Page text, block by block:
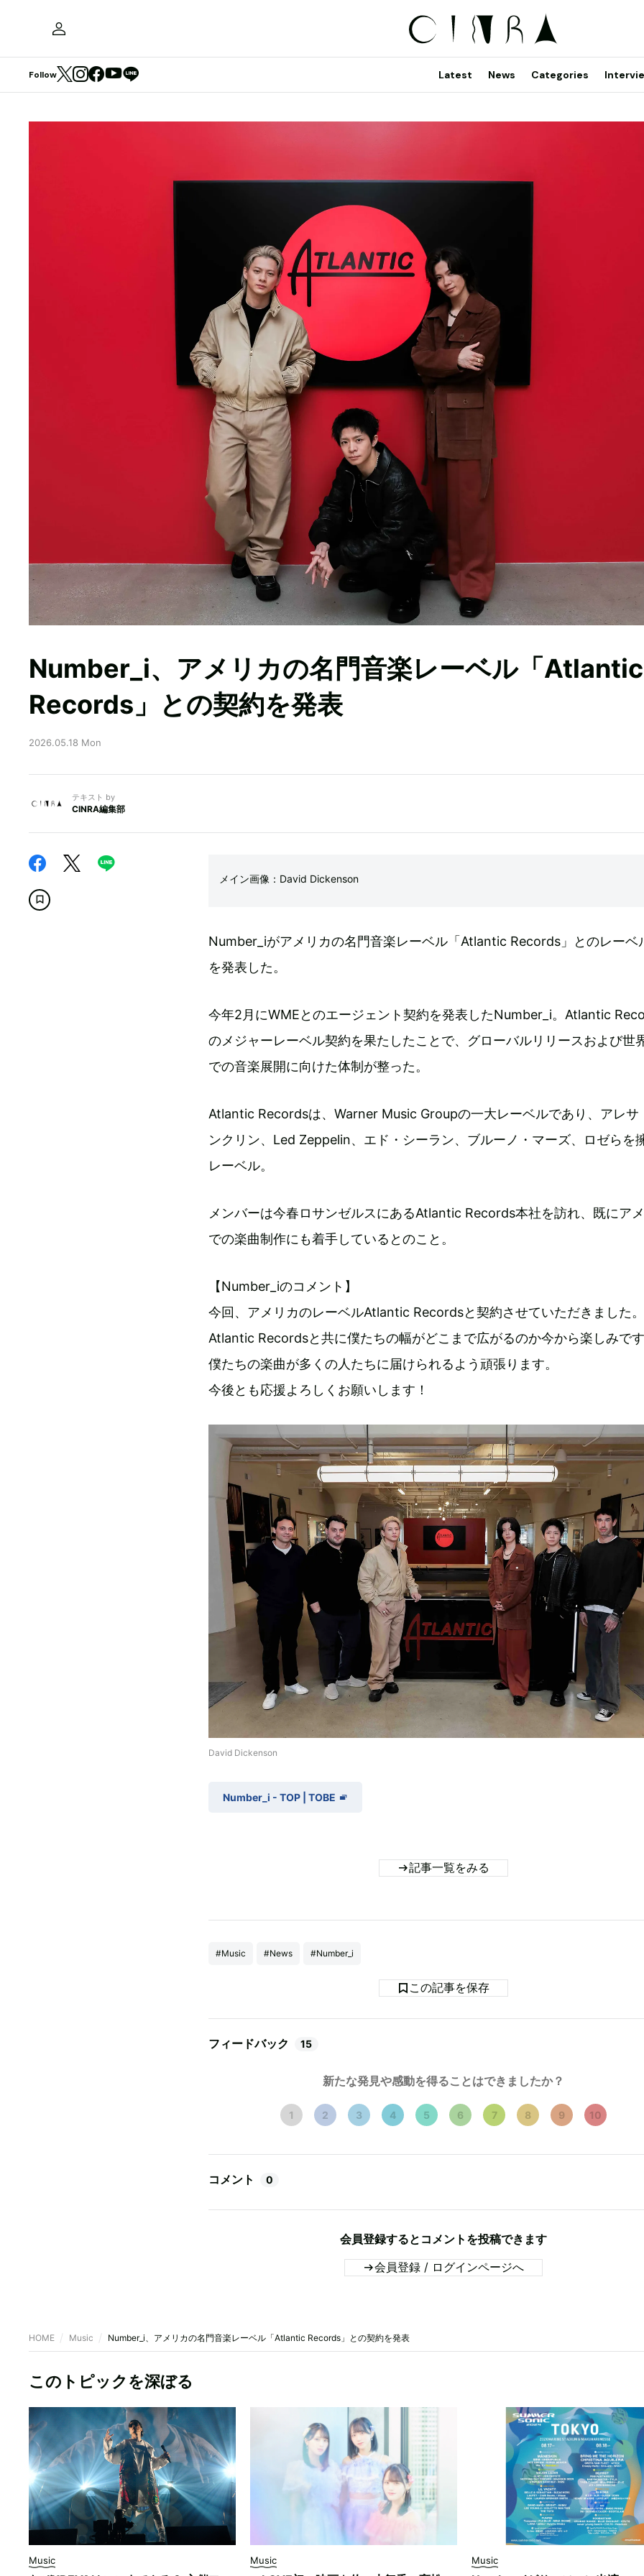
Follow Latest News Categories
Number_i、アメリカの名門音楽レーベル「Atlantic
Records」との契約を発表
2026.05.18 Mon
テキスト by
CINRA編集部
メイン画像：David Dickenson
Number_iがアメリカの名門音楽レーベル「Atlantic Records」とのレーベ
を発表した。
今年2月にWMEとのエージェント契約を発表したNumber_i。Atlantic
のメジャーレーベル契約を果たしたことで、グローバルリリースおよび世
での音楽展開に向けた体制が整った。
Atlantic Recordsは、Warner Music Groupの一大レーベルであり、アレサ
ンクリン、Led Zeppelin、エド・シーラン、ブルーノ・マーズ、ロゼらを
レーベル。
メンバーは今春ロサンゼルスにあるAtlantic Records本社を訪れ、既にア
での楽曲制作にも着手しているとのこと。
【Number_iのコメント】
今回、アメリカのレーベルAtlantic Recordsと契約させていただきました。
Atlantic Recordsと共に僕たちの幅がどこまで広がるのか今から楽しみで
僕たちの楽曲が多くの人たちに届けられるよう頑張ります。
今後とも応援よろしくお願いします！
David Dickenson
Number_i - TOP | TOBE
記事一覧をみる
#Music #News #Number_i
この記事を保存
フィードバック 15
新たな発見や感動を得ることはできましたか？
1 2 3 4 5 6 7 8 9 10
コメント 0
会員登録するとコメントを投稿できます
会員登録 / ログインページへ
HOME Music Number_i、アメリカの名門音楽レーベル「Atlantic Records」との契約を発表
このトピックを深ぼる
Music Music Music